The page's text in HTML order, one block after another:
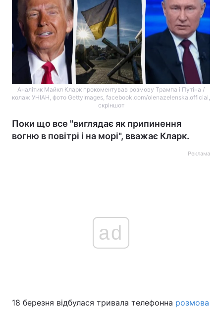
Аналітик Майкл Кларк прокоментував розмову Трампа і Путіна /
колаж УНІАН, фото GettyImages, facebook.com/olenazelenska.official,
скріншот
Поки що все "виглядає як припинення
вогню в повітрі і на морі", вважає Кларк.
Реклама
ad
18 березня відбулася тривала телефонна розмова